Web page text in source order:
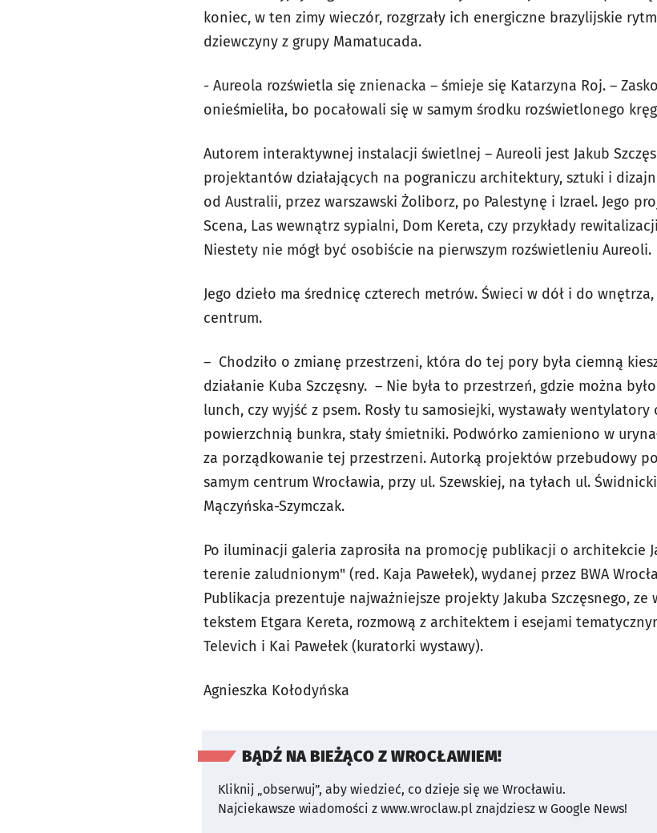
koniec, w ten zimy wieczór, rozgrzały ich energiczne brazylijskie
dziewczyny z grupy Mamatucada.
- Aureola rozświetla się znienacka – śmieje się Katarzyna Roj. –
onieśmieliła, bo pocałowali się w samym środku rozświetlonego
Autorem interaktywnej instalacji świetlnej – Aureoli jest Jakub
projektantów działających na pograniczu architektury, sztuki i
od Australii, przez warszawski Żoliborz, po Palestynę i Izrael. Jego
Scena, Las wewnątrz sypialni, Dom Kereta, czy przykłady
Niestety nie mógł być osobiście na pierwszym rozświetleniu Aureoli.
Jego dzieło ma średnicę czterech metrów. Świeci w dół i do
centrum.
– Chodziło o zmianę przestrzeni, która do tej pory była ciemną
działanie Kuba Szczęsny. – Nie była to przestrzeń, gdzie można
lunch, czy wyjść z psem. Rosły tu samosiejki, wystawały
powierzchnią bunkra, stały śmietniki. Podwórko zamieniono w
za porządkowanie tej przestrzeni. Autorką projektów przebudowy
samym centrum Wrocławia, przy ul. Szewskiej, na tyłach ul.
Mączyńska-Szymczak.
Po iluminacji galeria zaprosiła na promocję publikacji o architekcie
terenie zaludnionym" (red. Kaja Pawełek), wydanej przez BWA
Publikacja prezentuje najważniejsze projekty Jakuba Szczęsnego, ze
tekstem Etgara Kereta, rozmową z architektem i esejami
Televich i Kai Pawełek (kuratorki wystawy).
Agnieszka Kołodyńska
BĄDŹ NA BIEŻĄCO Z WROCŁAWIEM!
Kliknij „obserwuj”, aby wiedzieć, co dzieje się we Wrocławiu.
Najciekawsze wiadomości z www.wroclaw.pl znajdziesz w Google News!